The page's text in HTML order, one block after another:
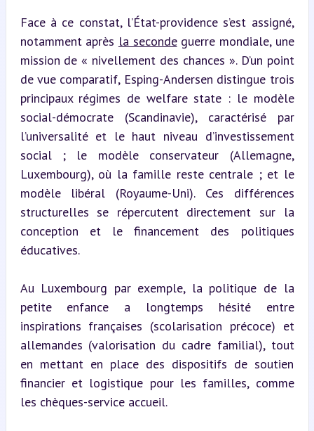
Face à ce constat, l’État-providence s’est assigné,
notamment après la seconde guerre mondiale, une
mission de « nivellement des chances ». D’un point
de vue comparatif, Esping-Andersen distingue trois
principaux régimes de welfare state : le modèle
social-démocrate (Scandinavie), caractérisé par
l’universalité et le haut niveau d’investissement
social ; le modèle conservateur (Allemagne,
Luxembourg), où la famille reste centrale ; et le
modèle libéral (Royaume-Uni). Ces différences
structurelles se répercutent directement sur la
conception et le financement des politiques
éducatives.
Au Luxembourg par exemple, la politique de la
petite enfance a longtemps hésité entre
inspirations françaises (scolarisation précoce) et
allemandes (valorisation du cadre familial), tout
en mettant en place des dispositifs de soutien
financier et logistique pour les familles, comme
les chèques-service accueil.